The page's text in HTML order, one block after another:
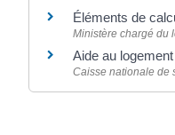
Éléments de
Ministère chargé du
Aide au
Caisse nationale de